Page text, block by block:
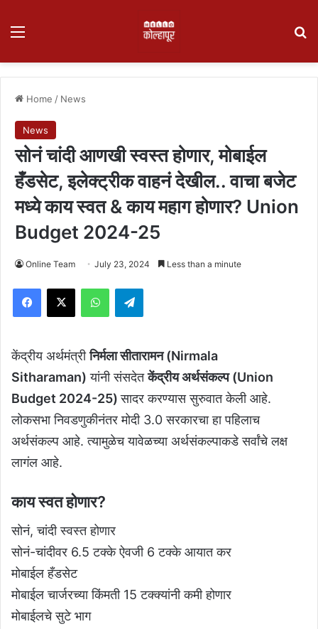
Menu
Home / News
News
सोनं चांदी आणखी स्वस्त होणार, मोबाईल
हँडसेट, इलेक्ट्रीक वाहनं देखील.. वाचा बजेट
मध्ये काय स्वत & काय महाग होणार? Union
Budget 2024-25
Online Team July 23, 2024 Less than a minute
Facebook
X WhatsAppTelegram
केंद्रीय अर्थमंत्रीनिर्मला सीतारामन (Nirmala
Sitharaman) यांनी संसदेतकेंद्रीय अर्थसंकल्प (Union
Budget 2024-25)सादर करण्यास सुरुवात केली आहे.
लोकसभा निवडणुकीनंतर मोदी 3.0 सरकारचा हा पहिलाच
अर्थसंकल्प आहे. त्यामुळेच यावेळच्या अर्थसंकल्पाकडे सर्वांचे लक्ष
लागंल आहे.
काय स्वत होणार?
सोनं, चांदी स्वस्त होणार
सोनं-चांदीवर 6.5 टक्के ऐवजी 6 टक्के आयात कर
मोबाईल हँडसेट
मोबाईल चार्जरच्या किंमती 15 टक्क्यांनी कमी होणार
मोबाईलचे सुटे भाग